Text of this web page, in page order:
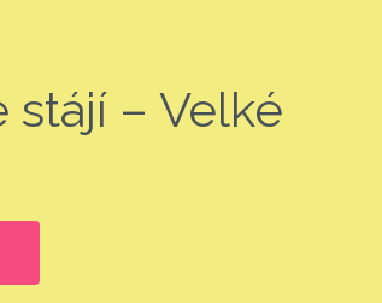
stájí – Velké